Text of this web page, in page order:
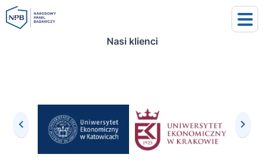
Nasi klienci